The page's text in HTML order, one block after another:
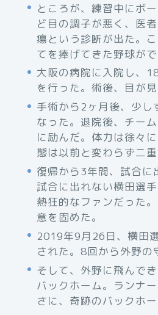
ところが、練習中にボ
ど目の調子が悪く、医
瘍という診断が出た。
てを捧げてきた野球がで
大阪の病院に入院し、
を行った。術後、目が見
手術から2ヶ月後、少し
なった。退院後、チー
に励んだ。体力は徐々
態は以前と変わらず二重
復帰から3年間、試合に
試合に出れない横田選
熱狂的なファンだった
意を固めた。
2019年9月26日、横田
された。8回から外野の
そして、外野に飛んで
バックホーム。ランナ
さに、奇跡のバックホー